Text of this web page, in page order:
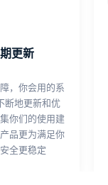
更新
，你会用的系
断地更新和优
你们的使用建
品更为满足你
全更稳定